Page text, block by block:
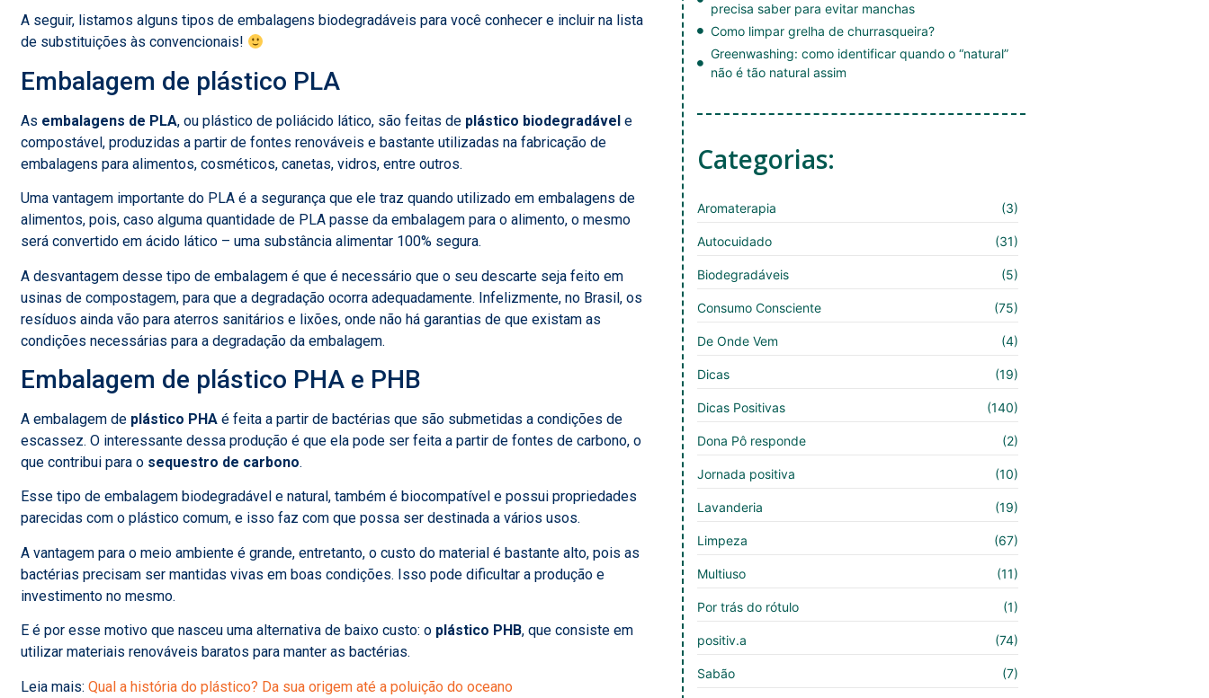
A seguir, listamos alguns tipos de embalagens biodegradáveis para você conhecer e incluir na lista
de substituições às convencionais!
Embalagem de plástico PLA
As embalagens de PLA, ou plástico de poliácido lático, são feitas deplástico biodegradávele
compostável, produzidas a partir de fontes renováveis e bastante utilizadas na fabricação de
embalagens para alimentos, cosméticos, canetas, vidros, entre outros.
Uma vantagem importante do PLA é a segurança que ele traz quando utilizado em embalagens de
alimentos, pois, caso alguma quantidade de PLA passe da embalagem para o alimento, o mesmo
será convertido em ácido lático – uma substância alimentar 100% segura.
A desvantagem desse tipo de embalagem é que é necessário que o seu descarte seja feito em
usinas de compostagem, para que a degradação ocorra adequadamente. Infelizmente, no Brasil, os
resíduos ainda vão para aterros sanitários e lixões, onde não há garantias de que existam as
condições necessárias para a degradação da embalagem.
Embalagem de plástico PHA e PHB
A embalagem de plástico PHAé feita a partir de bactérias que são submetidas a condições de
escassez. O interessante dessa produção é que ela pode ser feita a partir de fontes de carbono, o
que contribui para o sequestro de carbono.
Esse tipo de embalagem biodegradável e natural, também é biocompatível e possui propriedades
parecidas com o plástico comum, e isso faz com que possa ser destinada a vários usos.
A vantagem para o meio ambiente é grande, entretanto, o custo do material é bastante alto, pois as
bactérias precisam ser mantidas vivas em boas condições. Isso pode dificultar a produção e
investimento no mesmo.
E é por esse motivo que nasceu uma alternativa de baixo custo: o plástico PHB, que consiste em
utilizar materiais renováveis baratos para manter as bactérias.
Leia mais: Qual a história do plástico? Da sua origem até a poluição do oceano
precisa saber para evitar manchas
Como limpar grelha de churrasqueira?
Greenwashing: como identificar quando o “natural”
não é tão natural assim
Categorias:
Aromaterapia (3)
Autocuidado (31)
Biodegradáveis (5)
Consumo Consciente (75)
De Onde Vem (4)
Dicas (19)
Dicas Positivas (140)
Dona Pô responde (2)
Jornada positiva (10)
Lavanderia (19)
Limpeza (67)
Multiuso (11)
Por trás do rótulo (1)
positiv.a (74)
Sabão (7)